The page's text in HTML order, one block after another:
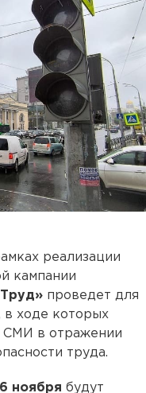
реализации
кампании
проведет для
в ходе которых
СМИ в отражении
труда.
ноября будут